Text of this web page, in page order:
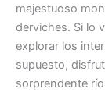
majestuoso
derviches. Si lo
explorar los
supuesto,
sorprendente